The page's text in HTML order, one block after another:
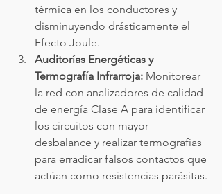
térmica en los conductores y
disminuyendo drásticamente el
Efecto Joule.
Auditorías Energéticas y
Termografía Infrarroja: Monitorear
la red con analizadores de calidad
de energía Clase A para identificar
los circuitos con mayor
desbalance y realizar termografías
para erradicar falsos contactos que
actúan como resistencias parásitas.